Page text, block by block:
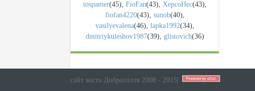
tospamer(45), FioFan(43), XepcoHec(43),
fiofan4220(43), sunob(40),
vasilyevalena(46), lapka1992(34),
dmitriykuleshov1987(39), glistovich(36)
сайт міста Добропілля 2008 - 2015